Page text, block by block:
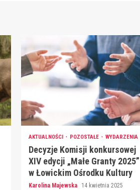
AKTUALNOŚCI POZOSTAŁE WYDARZENIA
Decyzje Komisji konkursowej
XIV edycji „Małe Granty 2025”
w Łowickim Ośrodku Kultury
Karolina Majewska
14 kwietnia 2025